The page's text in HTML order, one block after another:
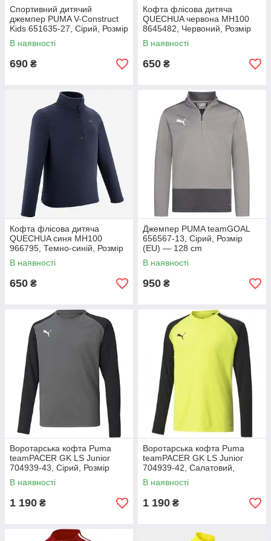
Спортивний дитячий
джемпер PUMA V-Construct
Kids 651635-27, Сірий, Розмір
(EU) — 164cm
В наявності
690 ₴
Кофта флісова дитяча
QUECHUA червона MH100
8645482, Червоний, Розмір
(EU) — 152 cm
В наявності
650 ₴
Кофта флісова дитяча
QUECHUA синя MH100
966795, Темно-синій, Розмір
(EU) — 146cm
В наявності
650 ₴
Джемпер PUMA teamGOAL
656567-13, Сірий, Розмір
(EU) — 128 cm
В наявності
950 ₴
Воротарська кофта Puma
teamPACER GK LS Junior
704939-43, Сірий, Розмір
(EU) — 128 cm
В наявності
1 190 ₴
Воротарська кофта Puma
teamPACER GK LS Junior
704939-42, Салатовий,
Розмір (EU) — 128 cm
В наявності
1 190 ₴